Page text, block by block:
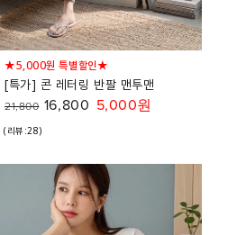
★5,000원 특별할인★
[특가] 콘 레터링 반팔 맨투맨
21,800 16,800 5,000원
(리뷰:28)